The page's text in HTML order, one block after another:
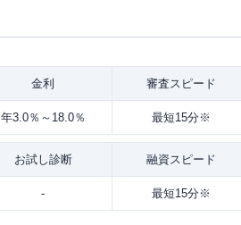
金利 審査スピード
年3.0％～18.0％ 最短15分※
お試し診断 融資スピード
- 最短15分※